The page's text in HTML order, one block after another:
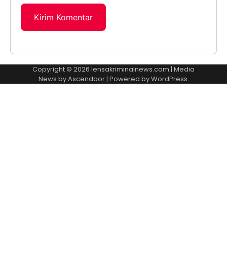
Copyright © 2026 lensakriminalnews.com | Media
News byAscendoor| Powered byWordPress.